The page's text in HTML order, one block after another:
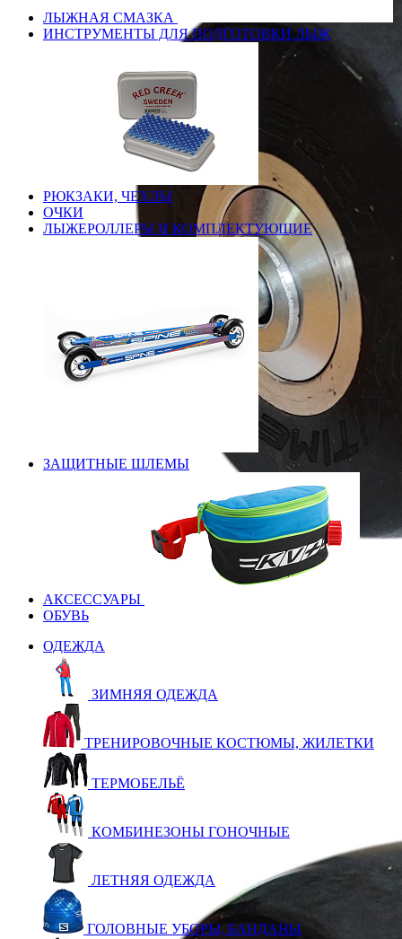
ЛЫЖНАЯ СМАЗКА
ИНСТРУМЕНТЫ ДЛЯ ПОДГОТОВКИ ЛЫЖ
РЮКЗАКИ, ЧЕХЛЫ
ОЧКИ
ЛЫЖЕРОЛЛЕРЫ И КОМПЛЕКТУЮЩИЕ
ЗАЩИТНЫЕ ШЛЕМЫ
АКСЕССУАРЫ
ОБУВЬ
ОДЕЖДА
ЗИМНЯЯ ОДЕЖДА
ТРЕНИРОВОЧНЫЕ КОСТЮМЫ, ЖИЛЕТКИ
ТЕРМОБЕЛЬЁ
КОМБИНЕЗОНЫ ГОНОЧНЫЕ
ЛЕТНЯЯ ОДЕЖДА
ГОЛОВНЫЕ УБОРЫ, БАНДАНЫ